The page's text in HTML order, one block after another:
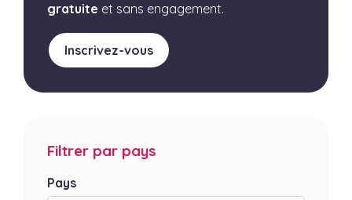
gratuite et sans engagement.
Inscrivez-vous
Filtrer par pays
Pays